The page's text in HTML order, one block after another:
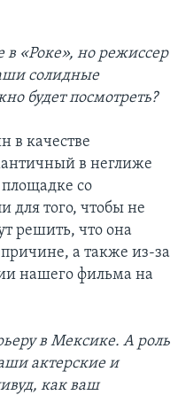
«Роке», но режиссер
солидные
будет посмотреть?
в качестве
в неглиже
со
для того, чтобы не
решить, что она
а также из-за
нашего фильма на
в Мексике. А роль
актерские и
как ваш